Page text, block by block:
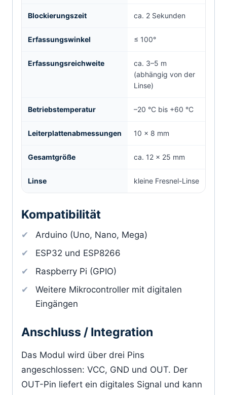
Blockierungszeit ca. 2 Sekunden
Erfassungswinkel ≤ 100°
Erfassungsreichweite
ca. 3–5 m
(abhängig von der
Linse)
Betriebstemperatur –20 °C bis +60 °C
Leiterplattenabmessungen 10 × 8 mm
Gesamtgröße ca. 12 × 25 mm
Linse kleine Fresnel-Linse
Kompatibilität
Arduino (Uno, Nano, Mega)
ESP32 und ESP8266
Raspberry Pi (GPIO)
Weitere Mikrocontroller mit digitalen
Eingängen
Anschluss / Integration
Das Modul wird über drei Pins
angeschlossen: VCC, GND und OUT. Der
OUT-Pin liefert ein digitales Signal und kann